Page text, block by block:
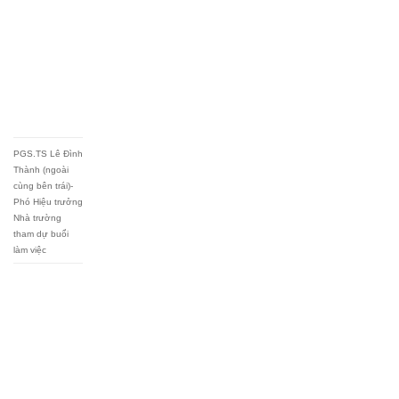
PGS.TS Lê Đình
Thành (ngoài
cùng bên trái)-
Phó Hiệu trưởng
Nhà trường
tham dự buổi
làm việc